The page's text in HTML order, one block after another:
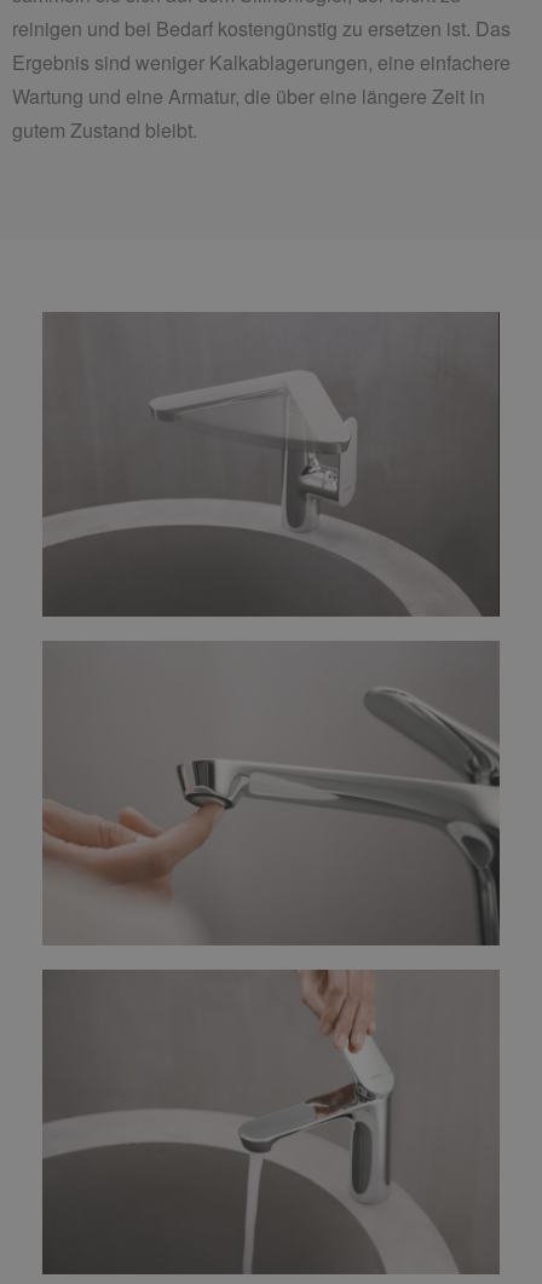
reinigen und bei Bedarf kostengünstig zu ersetzen ist. Das
Ergebnis sind weniger Kalkablagerungen, eine einfachere
Wartung und eine Armatur, die über eine längere Zeit in
gutem Zustand bleibt.